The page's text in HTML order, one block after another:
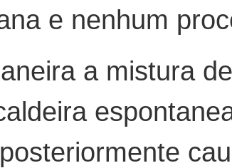
e nenhum
a mistura